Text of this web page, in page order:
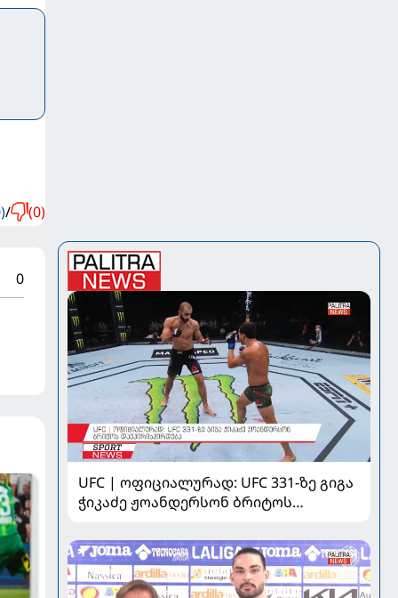
/ (0)
0
UFC | ოფიციალურად: UFC 331-ზე გიგა
ჭიკაძე ჟოანდერსონ ბრიტოს